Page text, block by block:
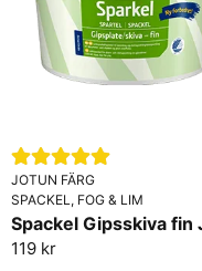
JOTUN FÄRG
SPACKEL, FOG & LIM
119 kr
Applicera
Slipa ytan efter
Lackera ytan vid